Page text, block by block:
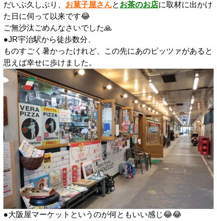
だいぶ久しぶり、 お菓子屋さんと お茶のお店に取材に出かけ
た日に伺って以来です😂
ご無沙汰ごめんなさいでした🙏
●JR宇治駅から徒歩数分、
ものすごく暑かったけれど、この先にあのピッツァがあると
思えば幸せに歩けました。
●大阪屋マーケットというのが何ともいい感じ😂😂